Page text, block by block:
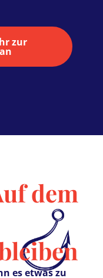
zur
dem
es etwas zu